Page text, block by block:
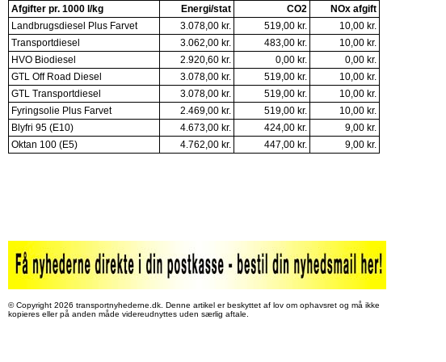
Afgifter pr. 1000 l/kg Energi/stat CO2
NOx afgift
Landbrugsdiesel Plus Farvet
3.078,00 kr. 519,00 kr.
10,00 kr.
Transportdiesel
3.062,00 kr. 483,00 kr.
10,00 kr.
HVO Biodiesel
2.920,60 kr. 0,00 kr.
0,00 kr.
GTL Off Road Diesel
3.078,00 kr. 519,00 kr.
10,00 kr.
GTL Transportdiesel
3.078,00 kr. 519,00 kr.
10,00 kr.
Fyringsolie Plus Farvet
2.469,00 kr. 519,00 kr.
10,00 kr.
Blyfri 95 (E10)
4.673,00 kr. 424,00 kr.
9,00 kr.
Oktan 100 (E5)
4.762,00 kr. 447,00 kr. 9,00 kr.
© Copyright 2026 transportnyhederne.dk. Denne artikel er beskyttet af lov om ophavsret og må ikke
kopieres eller på anden måde videreudnyttes uden særlig aftale.